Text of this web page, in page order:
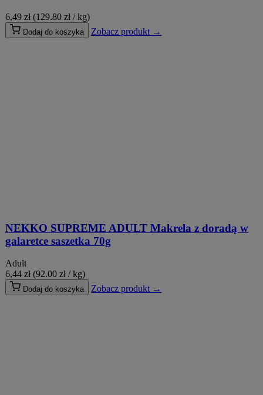
6,49 zł (129.80 zł / kg)
Dodaj do koszyka Zobacz produkt →
NEKKO SUPREME ADULT Makrela z doradą w
galaretce saszetka 70g
Adult
6,44 zł (92.00 zł / kg)
Dodaj do koszyka Zobacz produkt →